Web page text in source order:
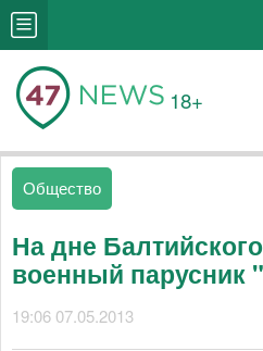
18+
Общество
На дне
военный парусник
19:06 07.05.2013